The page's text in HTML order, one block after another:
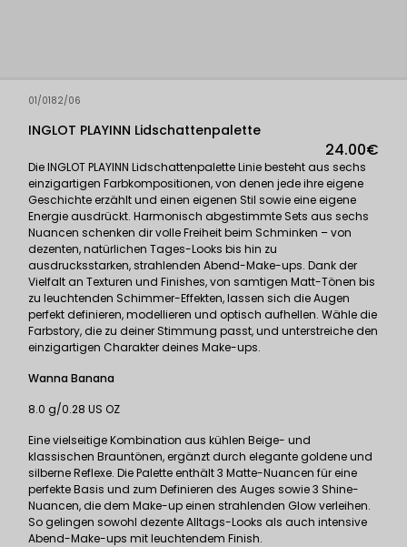
01/0182/06
INGLOT PLAYINN Lidschattenpalette
24.00€
Die INGLOT PLAYINN Lidschattenpalette Linie besteht aus sechs
einzigartigen Farbkompositionen, von denen jede ihre eigene
Geschichte erzählt und einen eigenen Stil sowie eine eigene
Energie ausdrückt. Harmonisch abgestimmte Sets aus sechs
Nuancen schenken dir volle Freiheit beim Schminken – von
dezenten, natürlichen Tages-Looks bis hin zu
ausdrucksstarken, strahlenden Abend-Make-ups. Dank der
Vielfalt an Texturen und Finishes, von samtigen Matt-Tönen bis
zu leuchtenden Schimmer-Effekten, lassen sich die Augen
perfekt definieren, modellieren und optisch aufhellen. Wähle die
Farbstory, die zu deiner Stimmung passt, und unterstreiche den
einzigartigen Charakter deines Make-ups.
Wanna Banana
8.0 g/0.28 US OZ
Eine vielseitige Kombination aus kühlen Beige- und
klassischen Brauntönen, ergänzt durch elegante goldene und
silberne Reflexe. Die Palette enthält 3 Matte-Nuancen für eine
perfekte Basis und zum Definieren des Auges sowie 3 Shine-
Nuancen, die dem Make-up einen strahlenden Glow verleihen.
So gelingen sowohl dezente Alltags-Looks als auch intensive
Abend-Make-ups mit leuchtendem Finish.